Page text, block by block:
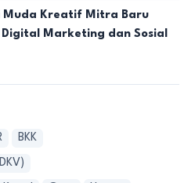
Muda Kreatif Mitra Baru
Marketing dan Sosial
BKK